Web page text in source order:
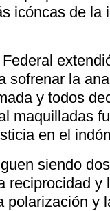
icóncas de la
sofrenar la
y todos
maquilladas
en el
siendo
reciprocidad y
polarización y